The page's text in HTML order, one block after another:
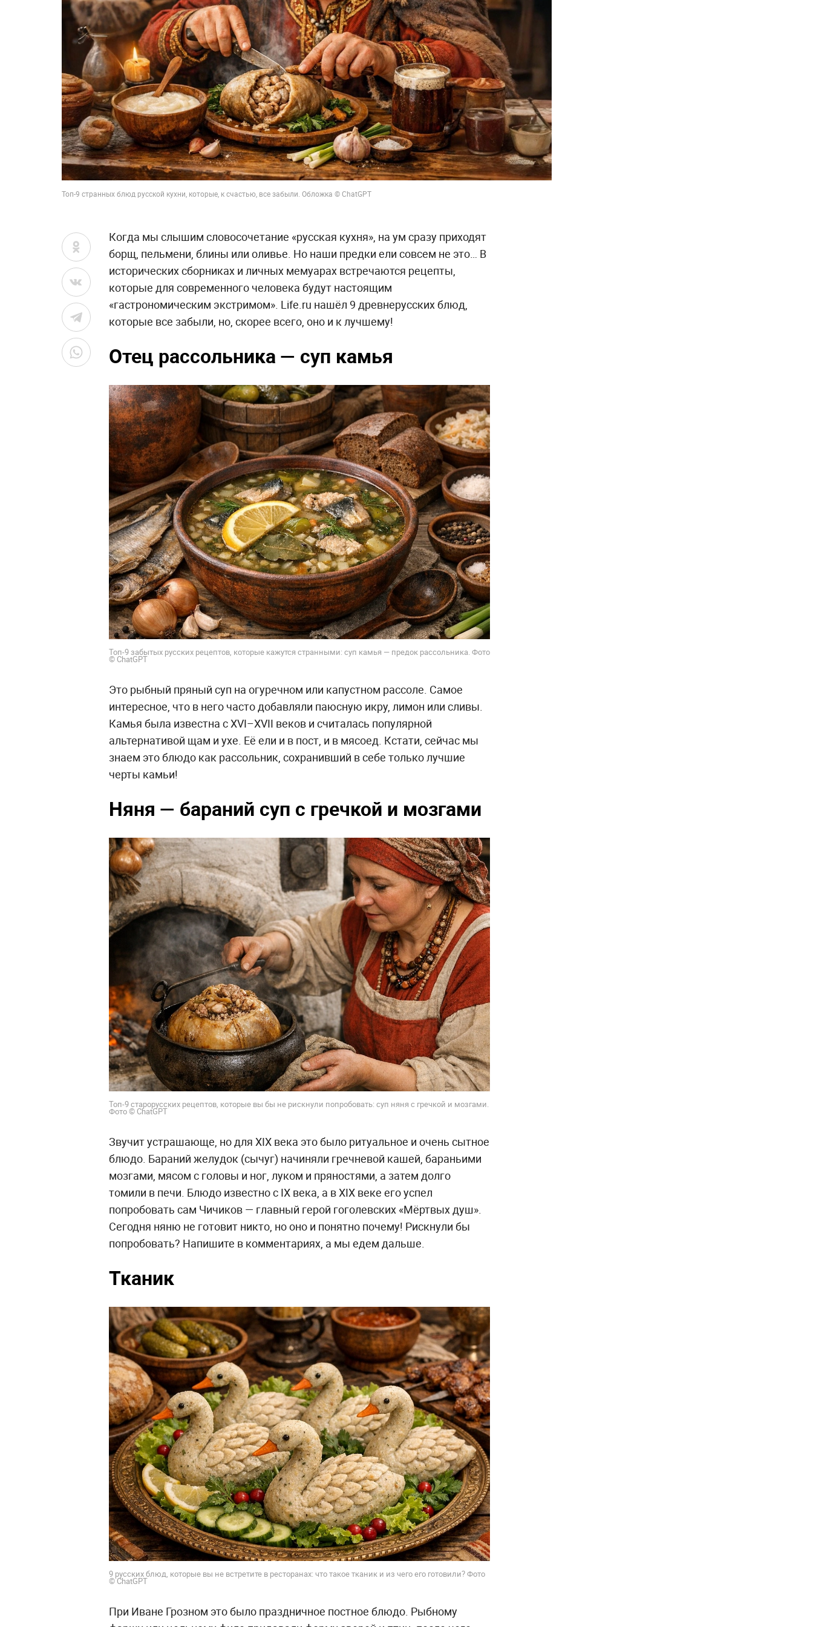
Топ-9 странных блюд русской кухни, которые, к счастью, все забыли. Обложка © ChatGPT
Когда мы слышим словосочетание «русская кухня», на ум сразу приходят
борщ, пельмени, блины или оливье. Но наши предки ели совсем не это… В
исторических сборниках и личных мемуарах встречаются рецепты,
которые для современного человека будут настоящим
«гастрономическим экстримом». Life.ru нашёл 9 древнерусских блюд,
которые все забыли, но, скорее всего, оно и к лучшему!
Отец рассольника — суп камья
Топ-9 забытых русских рецептов, которые кажутся странными: суп камья — предок рассольника. Фото
© ChatGPT
Это рыбный пряный суп на огуречном или капустном рассоле. Самое
интересное, что в него часто добавляли паюсную икру, лимон или сливы.
Камья была известна с XVI–XVII веков и считалась популярной
альтернативой щам и ухе. Её ели и в пост, и в мясоед. Кстати, сейчас мы
знаем это блюдо как рассольник, сохранивший в себе только лучшие
черты камьи!
Няня — бараний суп с гречкой и мозгами
Топ-9 старорусских рецептов, которые вы бы не рискнули попробовать: суп няня с гречкой и мозгами.
Фото © ChatGPT
Звучит устрашающе, но для XIX века это было ритуальное и очень сытное
блюдо. Бараний желудок (сычуг) начиняли гречневой кашей, бараньими
мозгами, мясом с головы и ног, луком и пряностями, а затем долго
томили в печи. Блюдо известно с IX века, а в XIX веке его успел
попробовать сам Чичиков — главный герой гоголевских «Мёртвых душ».
Сегодня няню не готовит никто, но оно и понятно почему! Рискнули бы
попробовать? Напишите в комментариях, а мы едем дальше.
Тканик
9 русских блюд, которые вы не встретите в ресторанах: что такое тканик и из чего его готовили? Фото
© ChatGPT
При Иване Грозном это было праздничное постное блюдо. Рыбному